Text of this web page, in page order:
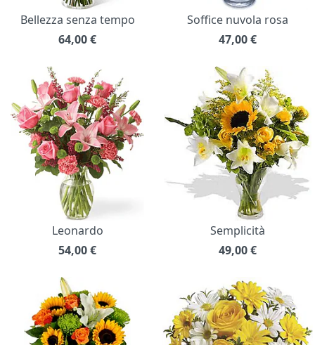
Bellezza senza tempo
64,00€
Soffice nuvola rosa
47,00€
Leonardo
54,00€
Semplicità
49,00€